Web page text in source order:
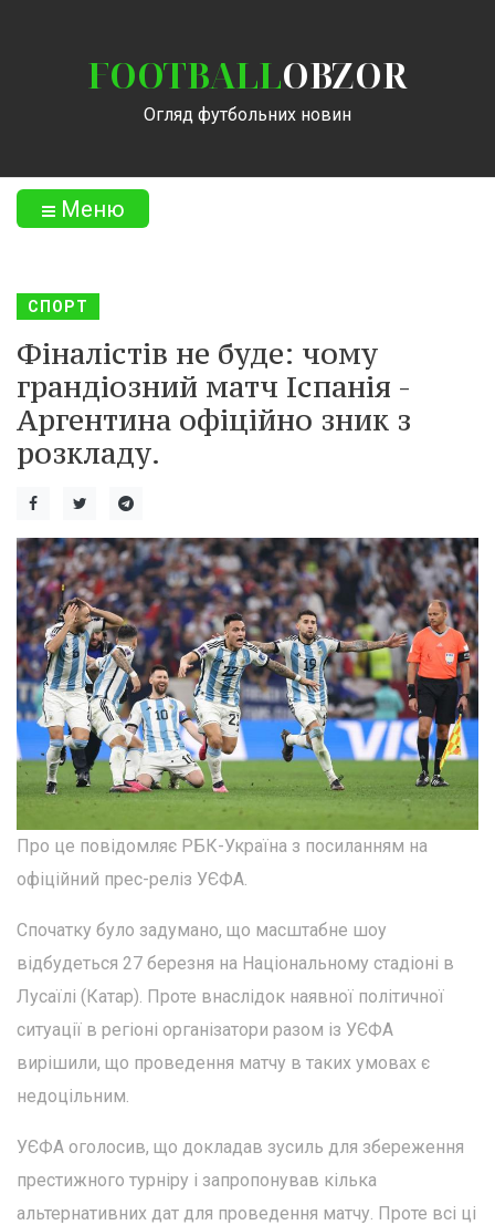
FOOTBALLOBZOR
Огляд футбольних новин
Меню
СПОРТ
Фіналістів не буде: чому
грандіозний матч Іспанія -
Аргентина офіційно зник з
розкладу.
Про це повідомляє РБК-Україна з посиланням на
офіційний прес-реліз УЄФА.
Спочатку було задумано, що масштабне шоу
відбудеться 27 березня на Національному стадіоні в
Лусаїлі (Катар). Проте внаслідок наявної політичної
ситуації в регіоні організатори разом із УЄФА
вирішили, що проведення матчу в таких умовах є
недоцільним.
УЄФА оголосив, що докладав зусиль для збереження
престижного турніру і запропонував кілька
альтернативних дат для проведення матчу. Проте всі ці